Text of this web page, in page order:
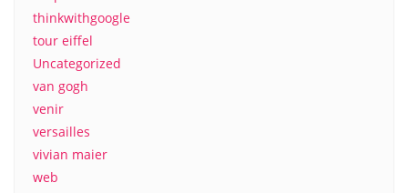
thinkwithgoogle
tour eiffel
Uncategorized
van gogh
venir
versailles
vivian maier
web